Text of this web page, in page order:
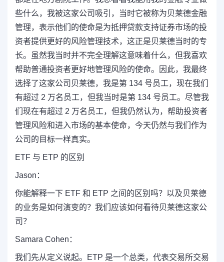
些什么，我被这家公司吸引，当时它被称为贝莱德金融
管理，表示他们的使命是为抵押贷款支持证券市场的投
资者提供更好的风险管理技术，这正是贝莱德当时的专
长。虽然我当时并不完全理解这意味着什么，但我喜欢
帮助普通投资者更好地管理风险的使命。因此，我最终
选择了这家公司贝莱德，我是第 134 号员工，现在我们
有超过 2 万名员工，但我当时是第 134 号员工。尽管我
们现在有超过 2 万名员工，但我仍然认为，帮助投资者
管理风险和进入市场的基本使命，今天仍然与我们作为
公司的目标一样真实。
ETF 与 ETP 的区别
Jason：
你能解释一下 ETF 和 ETP 之间的区别吗？以及贝莱德
的业务是如何演变的？我们应该如何看待贝莱德这家公
司？
Samara Cohen：
我们先从定义说起。ETP 是一个总类，代表交易所交易